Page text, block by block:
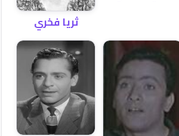
ثريا فخري